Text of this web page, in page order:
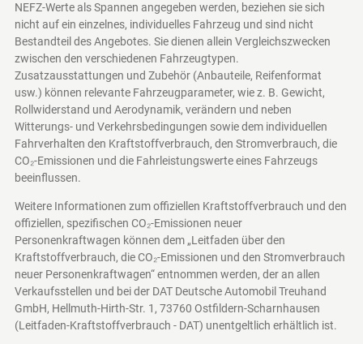
NEFZ-Werte als Spannen angegeben werden, beziehen sie sich
nicht auf ein einzelnes, individuelles Fahrzeug und sind nicht
Bestandteil des Angebotes. Sie dienen allein Vergleichszwecken
zwischen den verschiedenen Fahrzeugtypen.
Zusatzausstattungen und Zubehör (Anbauteile, Reifenformat
usw.) können relevante Fahrzeugparameter, wie z. B. Gewicht,
Rollwiderstand und Aerodynamik, verändern und neben
Witterungs- und Verkehrsbedingungen sowie dem individuellen
Fahrverhalten den Kraftstoffverbrauch, den Stromverbrauch, die
CO₂-Emissionen und die Fahrleistungswerte eines Fahrzeugs
beeinflussen.
Weitere Informationen zum offiziellen Kraftstoffverbrauch und den
offiziellen, spezifischen CO₂-Emissionen neuer
Personenkraftwagen können dem „Leitfaden über den
Kraftstoffverbrauch, die CO₂-Emissionen und den Stromverbrauch
neuer Personenkraftwagen“ entnommen werden, der an allen
Verkaufsstellen und bei der DAT Deutsche Automobil Treuhand
GmbH, Hellmuth-Hirth-Str. 1, 73760 Ostfildern-Scharnhausen
(Leitfaden-Kraftstoffverbrauch - DAT) unentgeltlich erhältlich ist.